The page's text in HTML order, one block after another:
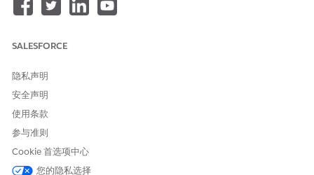
p0=04t8b000001O2pY
要升级 Consumer Goods 数据工具包，您必须首先卸载现有版
在卸载当前数据工具包之前，请记录您所做的任何自定义或修改。
您可以在安装新版本后重新应用这些更改。
从非受管软件包部署的数据工具包要求您在卸载软件包之前手动删
除所有部署的组件及其依赖性。
数据工具包共享重叠的对象，因此您一次只能安装一个数据工具
包。如果您需要切换到不同的数据工具包，您必须首先卸载现有的
数据工具包。如果您需要零售执行和 TPM 的功能，请安装零售执
SALESFORCE
隐私声明
安全声明
使用条款
参与准则
Cookie 首选项中心
您的隐私选择